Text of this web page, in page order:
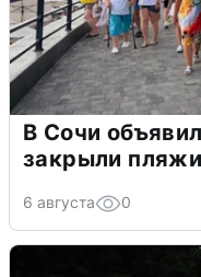
В Сочи
закрыли пляжи
6 августа 0